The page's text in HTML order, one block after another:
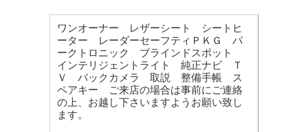
ワンオーナー レザーシート シートヒ
ーター レーダーセーフティＰＫＧ パ
ークトロニック ブラインドスポット
インテリジェントライト 純正ナビ Ｔ
Ｖ バックカメラ 取説 整備手帳 ス
ペアキー ご来店の場合は事前にご連絡
の上、お越し下さいますようお願い致し
ます。